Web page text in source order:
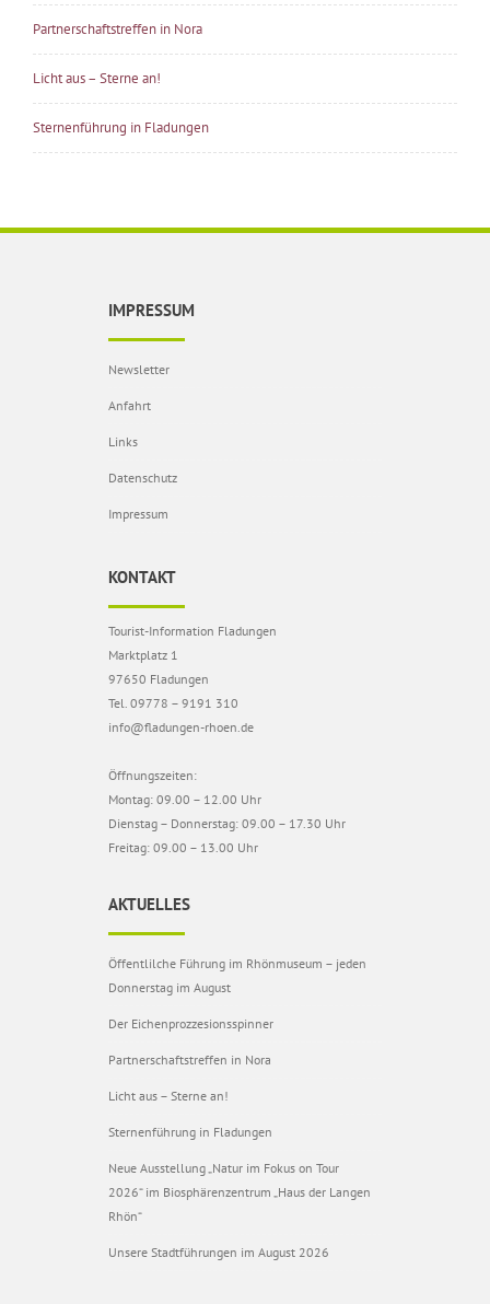
Partnerschaftstreffen in Nora
Licht aus – Sterne an!
Sternenführung in Fladungen
IMPRESSUM
Newsletter
Anfahrt
Links
Datenschutz
Impressum
KONTAKT
Tourist-Information Fladungen
Marktplatz 1
97650 Fladungen
Tel. 09778 – 9191 310
info@fladungen-rhoen.de
Öffnungszeiten:
Montag: 09.00 – 12.00 Uhr
Dienstag – Donnerstag: 09.00 – 17.30 Uhr
Freitag: 09.00 – 13.00 Uhr
AKTUELLES
Öffentlilche Führung im Rhönmuseum – jeden
Donnerstag im August
Der Eichenprozzesionsspinner
Partnerschaftstreffen in Nora
Licht aus – Sterne an!
Sternenführung in Fladungen
Neue Ausstellung „Natur im Fokus on Tour
2026“ im Biosphärenzentrum „Haus der Langen
Rhön“
Unsere Stadtführungen im August 2026